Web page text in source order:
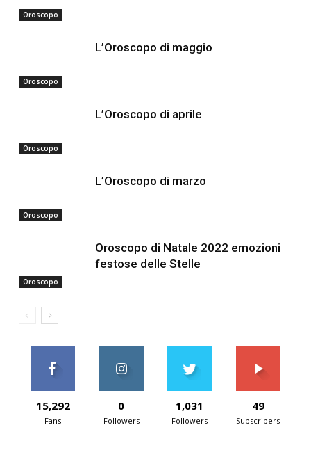
Oroscopo
Oroscopo
L’Oroscopo di maggio
Oroscopo
L’Oroscopo di aprile
Oroscopo
L’Oroscopo di marzo
Oroscopo
Oroscopo di Natale 2022 emozioni
festose delle Stelle
15,292
Fans
0
Followers
1,031
Followers
49
Subscribers